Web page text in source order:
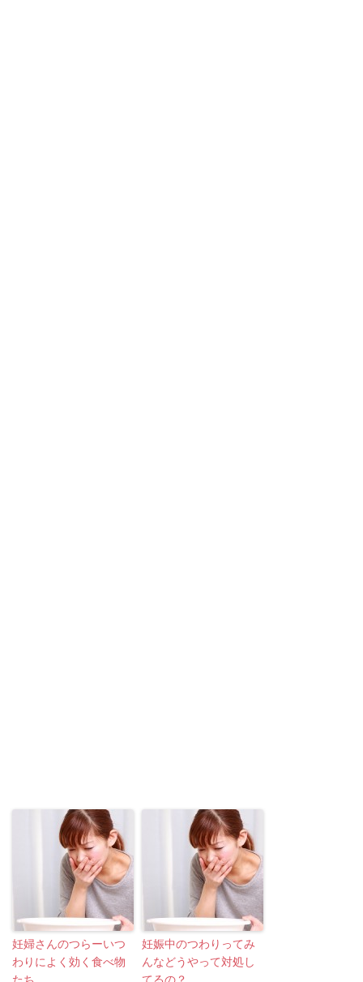
妊婦さんのつらーいつ
わりによく効く食べ物
たち
妊娠中のつわりってみ
んなどうやって対処し
てるの？